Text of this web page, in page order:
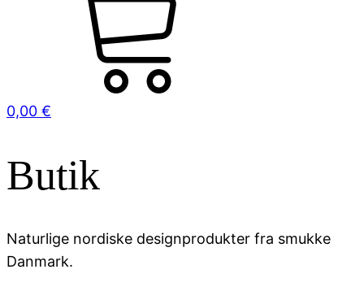
0,00 €
Butik
Naturlige nordiske designprodukter fra smukke
Danmark.